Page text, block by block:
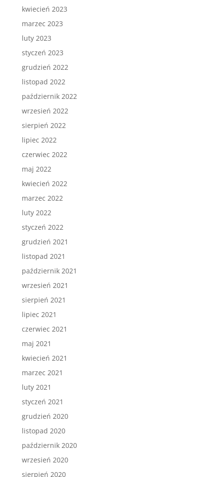
kwiecień 2023
marzec 2023
luty 2023
styczeń 2023
grudzień 2022
listopad 2022
październik 2022
wrzesień 2022
sierpień 2022
lipiec 2022
czerwiec 2022
maj 2022
kwiecień 2022
marzec 2022
luty 2022
styczeń 2022
grudzień 2021
listopad 2021
październik 2021
wrzesień 2021
sierpień 2021
lipiec 2021
czerwiec 2021
maj 2021
kwiecień 2021
marzec 2021
luty 2021
styczeń 2021
grudzień 2020
listopad 2020
październik 2020
wrzesień 2020
sierpień 2020